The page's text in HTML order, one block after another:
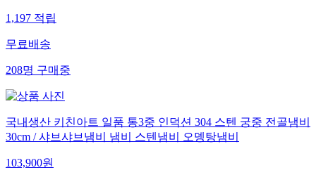
1,197적립
무료배송
208명구매중
국내생산 키친아트 일품 통3중 인덕션 304 스텐 궁중 전골냄비
30cm / 샤브샤브냄비 냄비 스텐냄비 오뎅탕냄비
103,900원